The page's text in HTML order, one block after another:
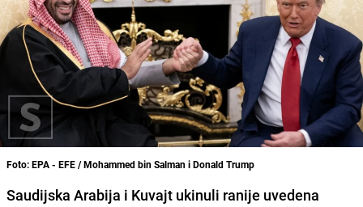
Foto: EPA - EFE / Mohammed bin Salman i Donald Trump
Saudijska Arabija i Kuvajt ukinuli ranije uvedena